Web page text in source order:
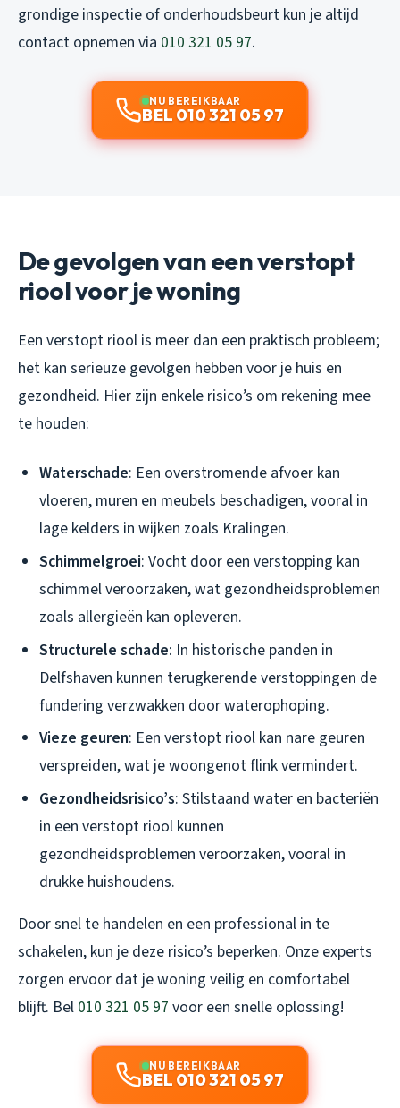
grondige inspectie of onderhoudsbeurt kun je altijd
contact opnemen via 010 321 05 97.
NU BEREIKBAAR
BEL 010 321 05 97
De gevolgen van een verstopt
riool voor je woning
Een verstopt riool is meer dan een praktisch probleem;
het kan serieuze gevolgen hebben voor je huis en
gezondheid. Hier zijn enkele risico’s om rekening mee
te houden:
Waterschade: Een overstromende afvoer kan
vloeren, muren en meubels beschadigen, vooral in
lage kelders in wijken zoals Kralingen.
Schimmelgroei: Vocht door een verstopping kan
schimmel veroorzaken, wat gezondheidsproblemen
zoals allergieën kan opleveren.
Structurele schade: In historische panden in
Delfshaven kunnen terugkerende verstoppingen de
fundering verzwakken door waterophoping.
Vieze geuren: Een verstopt riool kan nare geuren
verspreiden, wat je woongenot flink vermindert.
Gezondheidsrisico’s: Stilstaand water en bacteriën
in een verstopt riool kunnen
gezondheidsproblemen veroorzaken, vooral in
drukke huishoudens.
Door snel te handelen en een professional in te
schakelen, kun je deze risico’s beperken. Onze experts
zorgen ervoor dat je woning veilig en comfortabel
blijft. Bel 010 321 05 97 voor een snelle oplossing!
NU BEREIKBAAR
BEL 010 321 05 97